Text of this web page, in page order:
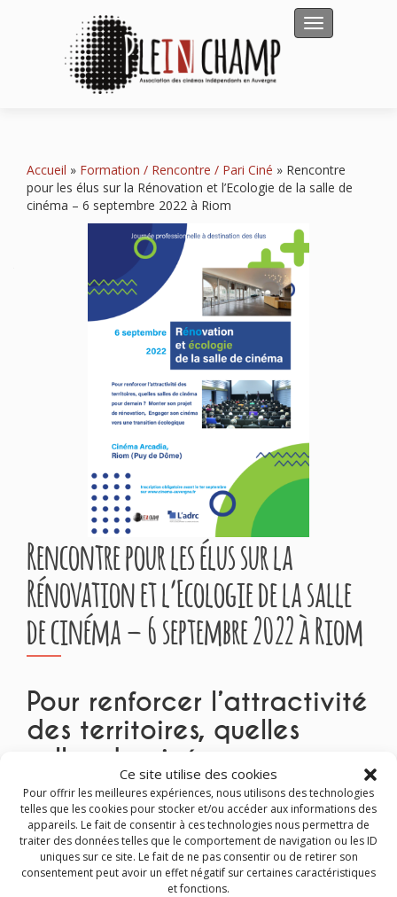
Ce site utilise des cookies
Pour offrir les meilleures expériences, nous utilisons des technologies
telles que les cookies pour stocker et/ou accéder aux informations des
appareils. Le fait de consentir à ces technologies nous permettra de
traiter des données telles que le comportement de navigation ou les ID
uniques sur ce site. Le fait de ne pas consentir ou de retirer son
consentement peut avoir un effet négatif sur certaines caractéristiques
et fonctions.
Afficher/
Accueil » Formation / Rencontre / Pari Ciné » Rencontre
pour les élus sur la Rénovation et l’Ecologie de la salle de
cinéma – 6 septembre 2022 à Riom
Rencontre pour les élus sur la
Rénovation et l’Ecologie de la salle
de cinéma – 6 septembre 2022 à Riom
Pour renforcer l’attractivité
des territoires, quelles
salles de cinéma pour
demain ? Monter son
projet de rénovation,
Engager son cinéma vers
une transition écologique